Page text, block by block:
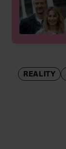
REALITY